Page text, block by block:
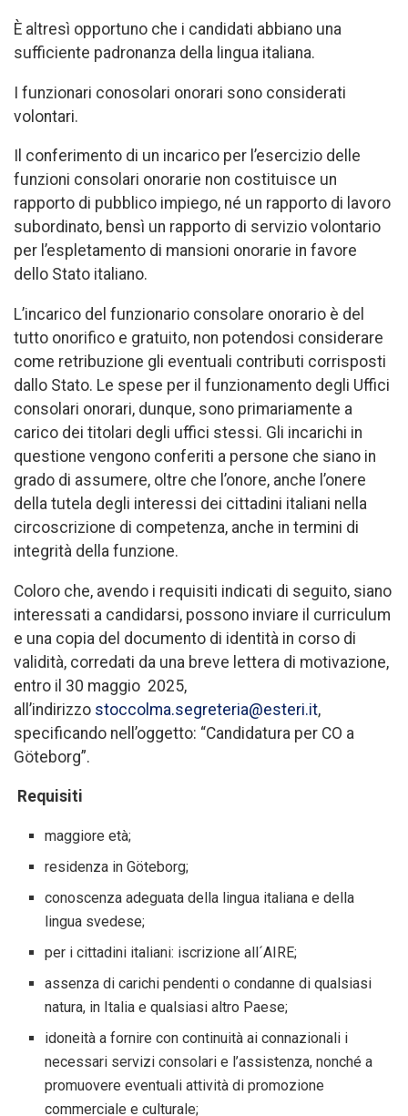
È altresì opportuno che i candidati abbiano una
sufficiente padronanza della lingua italiana.
I funzionari conosolari onorari sono considerati
volontari.
Il conferimento di un incarico per l’esercizio delle
funzioni consolari onorarie non costituisce un
rapporto di pubblico impiego, né un rapporto di lavoro
subordinato, bensì un rapporto di servizio volontario
per l’espletamento di mansioni onorarie in favore
dello Stato italiano.
L’incarico del funzionario consolare onorario è del
tutto onorifico e gratuito, non potendosi considerare
come retribuzione gli eventuali contributi corrisposti
dallo Stato. Le spese per il funzionamento degli Uffici
consolari onorari, dunque, sono primariamente a
carico dei titolari degli uffici stessi. Gli incarichi in
questione vengono conferiti a persone che siano in
grado di assumere, oltre che l’onore, anche l’onere
della tutela degli interessi dei cittadini italiani nella
circoscrizione di competenza, anche in termini di
integrità della funzione.
Coloro che, avendo i requisiti indicati di seguito, siano
interessati a candidarsi, possono inviare il curriculum
e una copia del documento di identità in corso di
validità, corredati da una breve lettera di motivazione,
entro il 30 maggio 2025,
all’indirizzo stoccolma.segreteria@esteri.it,
specificando nell’oggetto: “Candidatura per CO a
Göteborg”.
Requisiti
maggiore età;
residenza in Göteborg;
conoscenza adeguata della lingua italiana e della
lingua svedese;
per i cittadini italiani: iscrizione all´AIRE;
assenza di carichi pendenti o condanne di qualsiasi
natura, in Italia e qualsiasi altro Paese;
idoneità a fornire con continuità ai connazionali i
necessari servizi consolari e l’assistenza, nonché a
promuovere eventuali attività di promozione
commerciale e culturale;